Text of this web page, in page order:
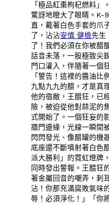
「極品紅棗枸杞燃料
驚訝地瞪大了眼睛。K-
直，戴著白色手套的爪
了，沾沾安慎 健檢先生
了！我們必須在你被醋
話音未落，一股極致尖
門口灌入，伴隨著一個
「警告！這裡的醬油比
九點九九的醋，才是真
他的宿敵，王醋狂，已
險，被迫從他對蒜泥的
式開始了。一個狂妄的
牆門邊緣，光線一瞬間
閃閃發光、像醋罐的機
底座還不斷噴射著白色
派大勝利」的霓虹燈牌
同時發出警報。王醋狂
著金屬回音的嘲弄，刺
沾！你那充滿腐敗氣味
辱！必須淨化！」「你